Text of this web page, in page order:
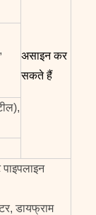
असाइन कर
सकते हैं
डायफ्राम